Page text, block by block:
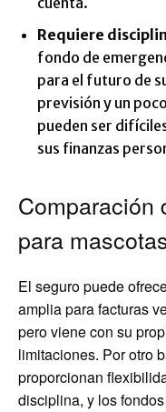
Requiere
fondo de
para el futuro de
previsión y un
pueden ser
sus finanzas
Comparación
para
El seguro puede
amplia para facturas
pero viene con su
limitaciones. Por otro
proporcionan
disciplina, y los